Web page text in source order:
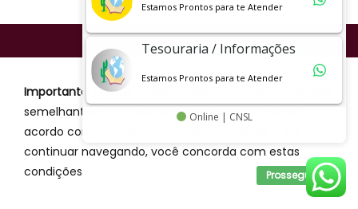
CNSL - Colégio Nossa Senhora de Lourdes
Importante:
O CNSL utiliza cookies e outras tecnologias
semelhantes para melhorar a sua experiência, de
acordo com a nossa Política de Privacidade e, ao
continuar navegando, você concorda com estas
condições
Prosseguir
Estamos Prontos para te Atender
Tesouraria / Informações
Estamos Prontos para te Atender
Online | CNSL